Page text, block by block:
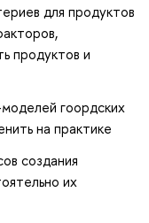
для продуктов
продуктов и
гоордских
на практике
создания
их